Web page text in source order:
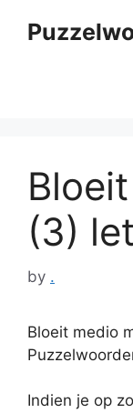
(3)
by .
Bloeit medio
Indien je op